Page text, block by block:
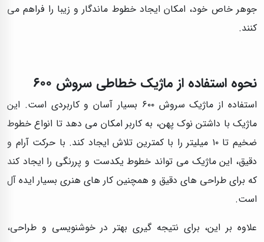
جوهر خاص خود، امکان ایجاد خطوط ماندگار و زیبا را فراهم می‌
کنند.
نحوه استفاده از ماژیک خطاطی سروش ۶۰۰
استفاده از ماژیک سروش ۶۰۰ بسیار آسان و کاربردی است. این
ماژیک با داشتن نوک پهن، به کاربر امکان می‌ دهد تا انواع خطوط
ضخیم تا ۱۰ میلیتر را با کمترین تلاش ایجاد کند. با حرکت آرام و
دقیق، این ماژیک می‌ تواند خطوط یکدست و پررنگی را ایجاد کند
که برای طراحی‌ های دقیق و همچنین کار های هنری بسیار ایده‌ آل
است.
علاوه بر این، برای نتیجه‌ گیری بهتر در خوشنویسی و طراحی،